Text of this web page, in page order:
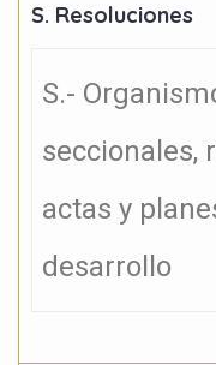
S. Resoluciones
S.-
seccionales,
actas y
desarrollo